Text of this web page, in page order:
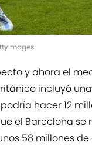
y ahora el
incluyó una
hacer 12
el Barcelona se
58 millones de